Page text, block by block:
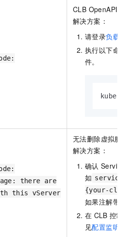
CLB OpenAPI
解决方案：
请登录负载
执行以下命
件。
there are
this vServer
无法删除虚拟服
解决方案：
确认 Service
如
{your-
如果注解带
在 CLB 控
见配置监听